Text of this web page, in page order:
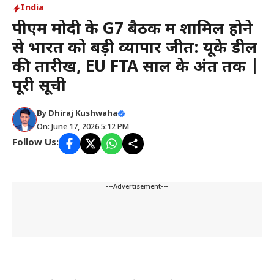
India
पीएम मोदी के G7 बैठक में शामिल होने
से भारत को बड़ी व्यापार जीत: यूके डील
की तारीख, EU FTA साल के अंत तक |
पूरी सूची
By Dhiraj Kushwaha
On: June 17, 2026 5:12 PM
Follow Us:
---Advertisement---